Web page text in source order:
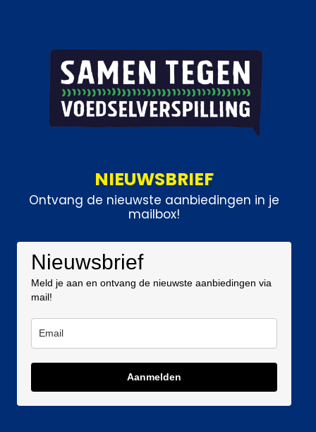
NIEUWSBRIEF
Ontvang de nieuwste aanbiedingen in je
mailbox!
Nieuwsbrief
Meld je aan en ontvang de nieuwste aanbiedingen via
mail!
Aanmelden